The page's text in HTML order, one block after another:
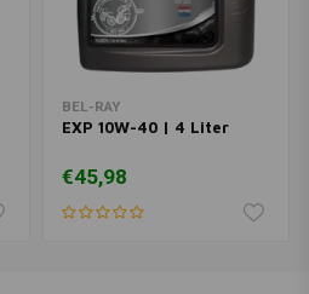
BEL-RAY
EXP 10W-40 | 4 Liter
€45,98